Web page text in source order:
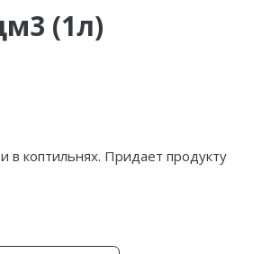
(1л)
в коптильнях. Придает продукту